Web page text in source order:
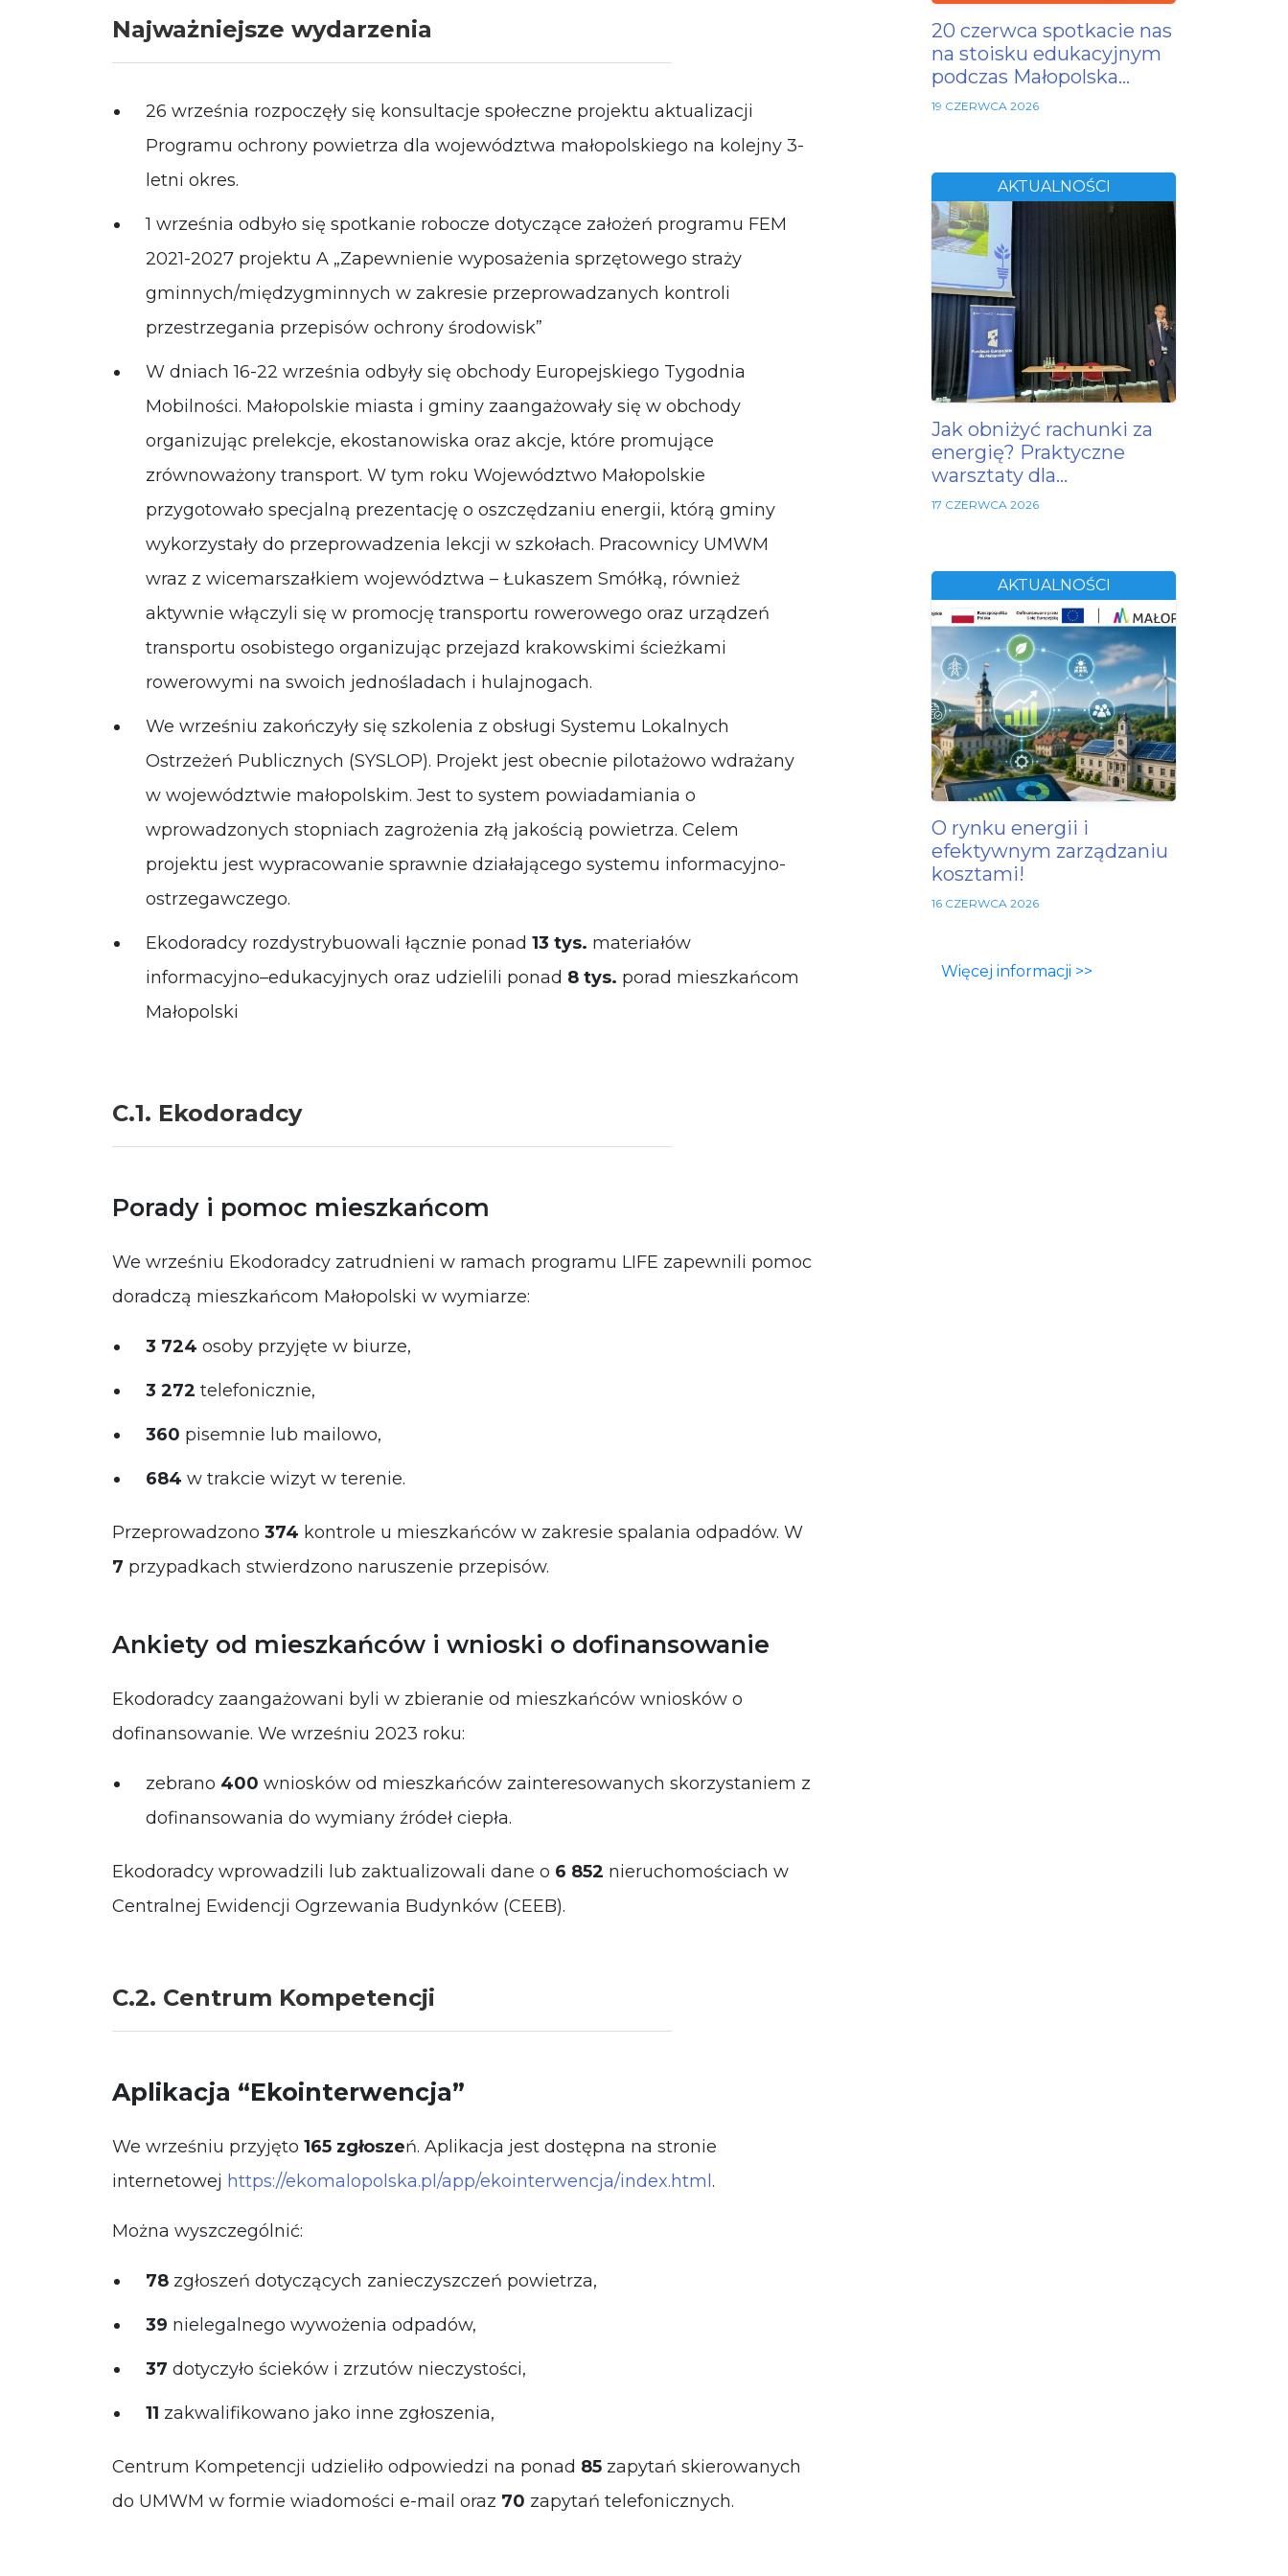
Najważniejsze wydarzenia
26 września rozpoczęły się konsultacje społeczne projektu aktualizacji
Programu ochrony powietrza dla województwa małopolskiego na kolejny 3-
letni okres.
1 września odbyło się spotkanie robocze dotyczące założeń programu FEM
2021-2027 projektu A „Zapewnienie wyposażenia sprzętowego straży
gminnych/międzygminnych w zakresie przeprowadzanych kontroli
przestrzegania przepisów ochrony środowisk”
W dniach 16-22 września odbyły się obchody Europejskiego Tygodnia
Mobilności. Małopolskie miasta i gminy zaangażowały się w obchody
organizując prelekcje, ekostanowiska oraz akcje, które promujące
zrównoważony transport. W tym roku Województwo Małopolskie
przygotowało specjalną prezentację o oszczędzaniu energii, którą gminy
wykorzystały do przeprowadzenia lekcji w szkołach. Pracownicy UMWM
wraz z wicemarszałkiem województwa – Łukaszem Smółką, również
aktywnie włączyli się w promocję transportu rowerowego oraz urządzeń
transportu osobistego organizując przejazd krakowskimi ścieżkami
rowerowymi na swoich jednośladach i hulajnogach.
We wrześniu zakończyły się szkolenia z obsługi Systemu Lokalnych
Ostrzeżeń Publicznych (SYSLOP). Projekt jest obecnie pilotażowo wdrażany
w województwie małopolskim. Jest to system powiadamiania o
wprowadzonych stopniach zagrożenia złą jakością powietrza. Celem
projektu jest wypracowanie sprawnie działającego systemu informacyjno-
ostrzegawczego.
Ekodoradcy rozdystrybuowali łącznie ponad 13 tys. materiałów
informacyjno–edukacyjnych oraz udzielili ponad 8 tys. porad mieszkańcom
Małopolski
C.1. Ekodoradcy
Porady i pomoc mieszkańcom
We wrześniu Ekodoradcy zatrudnieni w ramach programu LIFE zapewnili pomoc
doradczą mieszkańcom Małopolski w wymiarze:
3 724 osoby przyjęte w biurze,
3 272 telefonicznie,
360 pisemnie lub mailowo,
684 w trakcie wizyt w terenie.
Przeprowadzono 374 kontrole u mieszkańców w zakresie spalania odpadów. W
7 przypadkach stwierdzono naruszenie przepisów.
Ankiety od mieszkańców i wnioski o dofinansowanie
Ekodoradcy zaangażowani byli w zbieranie od mieszkańców wniosków o
dofinansowanie. We wrześniu 2023 roku:
zebrano 400 wniosków od mieszkańców zainteresowanych skorzystaniem z
dofinansowania do wymiany źródeł ciepła.
Ekodoradcy wprowadzili lub zaktualizowali dane o 6 852 nieruchomościach w
Centralnej Ewidencji Ogrzewania Budynków (CEEB).
C.2. Centrum Kompetencji
Aplikacja “Ekointerwencja”
We wrześniu przyjęto 165 zgłoszeń. Aplikacja jest dostępna na stronie
internetowej https://ekomalopolska.pl/app/ekointerwencja/index.html .
Można wyszczególnić:
78 zgłoszeń dotyczących zanieczyszczeń powietrza,
39 nielegalnego wywożenia odpadów,
37 dotyczyło ścieków i zrzutów nieczystości,
11 zakwalifikowano jako inne zgłoszenia,
Centrum Kompetencji udzieliło odpowiedzi na ponad 85 zapytań skierowanych
do UMWM w formie wiadomości e-mail oraz 70 zapytań telefonicznych.
20 czerwca spotkacie nas
na stoisku edukacyjnym
podczas Małopolska…
19 CZERWCA 2026
AKTUALNOŚCI
Jak obniżyć rachunki za
energię? Praktyczne
warsztaty dla…
17 CZERWCA 2026
AKTUALNOŚCI
O rynku energii i
efektywnym zarządzaniu
kosztami!
16 CZERWCA 2026
Więcej informacji >>
te pliki cookie,
niektóre
funkcje znikną
ze strony